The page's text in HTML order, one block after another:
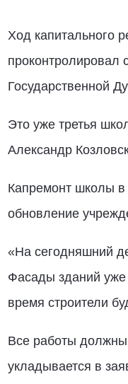
Ход капитального
проконтролировал
Государственной
Это уже третья
Александр
Капремонт школы в
обновление
«На сегодняшний
Фасады зданий уже
время строители
Все работы должны
укладывается в